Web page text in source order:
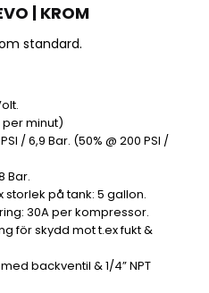
| KROM
standard.
per minut)
/ 6,9 Bar. (50% @ 200 PSI /
Bar.
på tank: 5 gallon.
30A per kompressor.
för skydd mot t.ex fukt &
backventil & 1/4” NPT